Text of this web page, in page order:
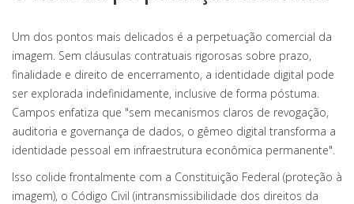
Um dos pontos mais delicados é a perpetuação comercial da
imagem. Sem cláusulas contratuais rigorosas sobre prazo,
finalidade e direito de encerramento, a identidade digital pode
ser explorada indefinidamente, inclusive de forma póstuma.
Campos enfatiza que "sem mecanismos claros de revogação,
auditoria e governança de dados, o gêmeo digital transforma a
identidade pessoal em infraestrutura econômica permanente".
Isso colide frontalmente com a Constituição Federal (proteção à
imagem), o Código Civil (intransmissibilidade dos direitos da